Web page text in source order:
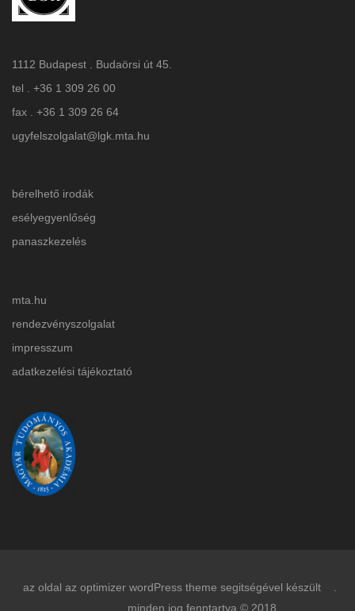
1112 Budapest . Budaörsi út 45.
tel . +36 1 309 26 00
fax . +36 1 309 26 64
ugyfelszolgalat@lgk.mta.hu
bérelhető irodák
esélyegyenlőség
panaszkezelés
mta.hu
rendezvényszolgalat
impresszum
adatkezelési tájékoztató
az oldal az optimizer wordPress theme segitségével készült .
minden jog fenntartva © 2018